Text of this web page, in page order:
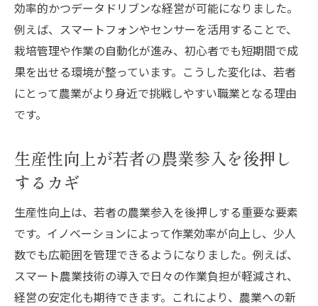
効率的かつデータドリブンな経営が可能になりました。
例えば、スマートフォンやセンサーを活用することで、
栽培管理や作業の自動化が進み、初心者でも短期間で成
果を出せる環境が整っています。こうした変化は、若者
にとって農業がより身近で挑戦しやすい職業となる理由
です。
生産性向上が若者の農業参入を後押し
するカギ
生産性向上は、若者の農業参入を後押しする重要な要素
です。イノベーションによって作業効率が向上し、少人
数でも広範囲を管理できるようになりました。例えば、
スマート農業技術の導入で日々の作業負担が軽減され、
経営の安定化も期待できます。これにより、農業への新